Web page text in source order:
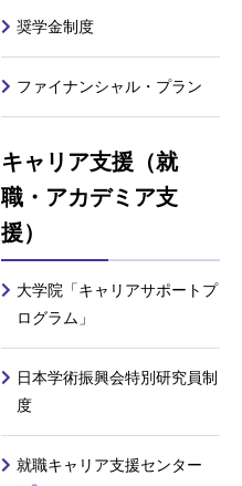
奨学金制度
ファイナンシャル・プラン
キャリア支援（就
職・アカデミア支
援）
大学院「キャリアサポートプ
ログラム」
日本学術振興会特別研究員制
度
就職キャリア支援センター